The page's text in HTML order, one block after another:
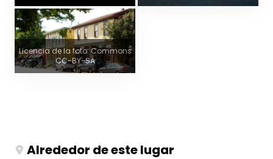
Licencia de la foto: Commons
CC-BY-SA
Alrededor de este lugar